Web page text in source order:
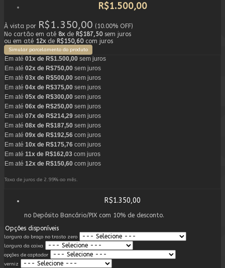
R$1.500,00
À vista por R$1.350,00 (10.00% OFF)
No cartão em até 8xde R$187,50sem juros
ou em até 12xde R$150,60com juros
Simular parcelamento do produto
Em até 01x de R$1.500,00 sem juros
Em até 02x de R$750,00 sem juros
Em até 03x de R$500,00 sem juros
Em até 04x de R$375,00 sem juros
Em até 05x de R$300,00 sem juros
Em até 06x de R$250,00 sem juros
Em até 07x de R$214,29 sem juros
Em até 08x de R$187,50 sem juros
Em até 09x de R$192,56 com juros
Em até 10x de R$175,76 com juros
Em até 11x de R$162,03 com juros
Em até 12x de R$150,60 com juros
Taxa de juros de 2.99% ao mês.
R$1.350,00
no Depósito Bancário/PIX com 10% de desconto.
Opções disponíveis
largura do braço no trasto zero
largura da caixa
opções de captador
verniz